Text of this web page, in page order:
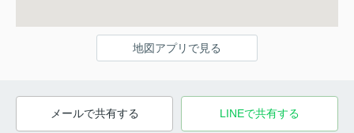
地図アプリで見る
メールで共有する LINEで共有する